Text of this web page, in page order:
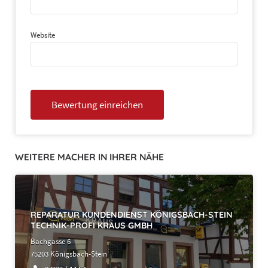
Website
WEITERE MACHER IN IHRER NÄHE
REPARATUR KUNDENDIENST KÖNIGSBACH-STEIN
TECHNIK-PROFI KRAUS GMBH
Bachgasse 6
75203 Königsbach-Stein